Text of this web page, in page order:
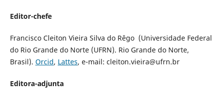
Editor-chefe
Francisco Cleiton Vieira Silva do Rêgo (Universidade Federal
do Rio Grande do Norte (UFRN). Rio Grande do Norte,
Brasil). Orcid, Lattes, e-mail: cleiton.vieira@ufrn.br
Editora-adjunta